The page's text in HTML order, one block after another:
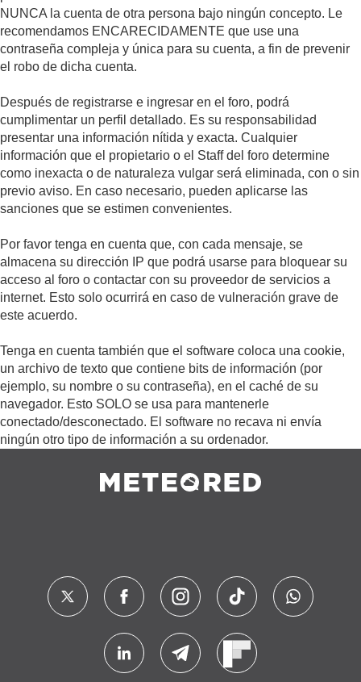
NUNCA la cuenta de otra persona bajo ningún concepto. Le
recomendamos ENCARECIDAMENTE que use una
contraseña compleja y única para su cuenta, a fin de prevenir
el robo de dicha cuenta.
Después de registrarse e ingresar en el foro, podrá
cumplimentar un perfil detallado. Es su responsabilidad
presentar una información nítida y exacta. Cualquier
información que el propietario o el Staff del foro determine
como inexacta o de naturaleza vulgar será eliminada, con o sin
previo aviso. En caso necesario, pueden aplicarse las
sanciones que se estimen convenientes.
Por favor tenga en cuenta que, con cada mensaje, se
almacena su dirección IP que podrá usarse para bloquear su
acceso al foro o contactar con su proveedor de servicios a
internet. Esto solo ocurrirá en caso de vulneración grave de
este acuerdo.
Tenga en cuenta también que el software coloca una cookie,
un archivo de texto que contiene bits de información (por
ejemplo, su nombre o su contraseña), en el caché de su
navegador. Esto SOLO se usa para mantenerle
conectado/desconectado. El software no recava ni envía
ningún otro tipo de información a su ordenador.